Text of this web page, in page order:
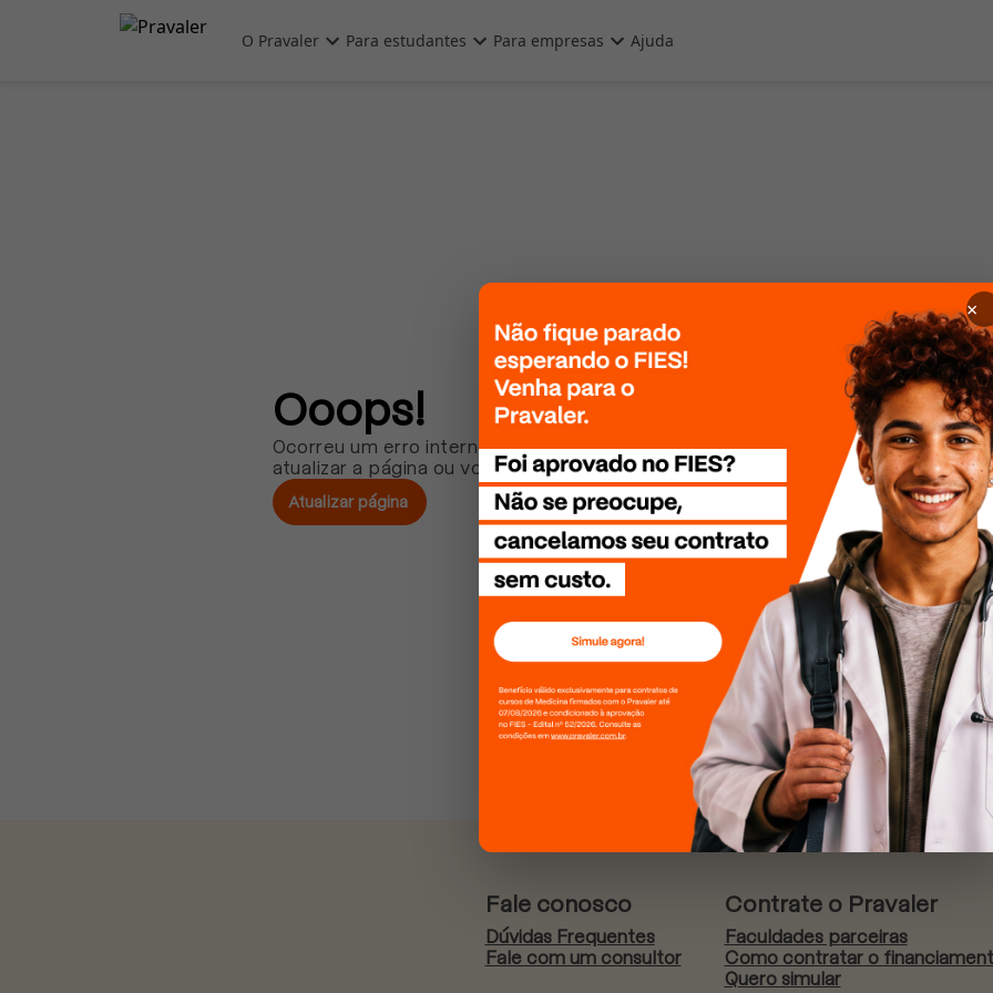
Pular para o conteúdo principal
O Pravaler Para estudantes Para empresas Ajuda
Ooops!
Ocorreu um erro interno. Por favor, tente
atualizar a página ou volte mais tarde!
Atualizar página
Fale conosco
Dúvidas Frequentes
Fale com um consultor
Contrate o Pravaler
Faculdades parceiras
Como contratar o
Quero simular
×